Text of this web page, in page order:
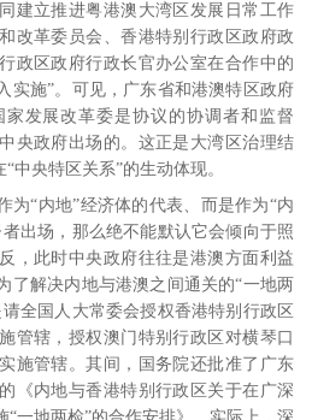
建立推进粤港澳大湾区发展日常工作
改革委员会、香港特别行政区政府政
政区政府行政长官办公室在合作中的
实施”。可见，广东省和港澳特区政府
发展改革委是协议的协调者和监督
央政府出场的。这正是大湾区治理结
中央特区关系”的生动体现。
为“内地”经济体的代表、而是作为“内
出场，那么绝不能默认它会倾向于照
，此时中央政府往往是港澳方面利益
了解决内地与港澳之间通关的“一地两
全国人大常委会授权香港特别行政区
管辖，授权澳门特别行政区对横琴口
施管辖。其间，国务院还批准了广东
《内地与香港特别行政区关于在广深